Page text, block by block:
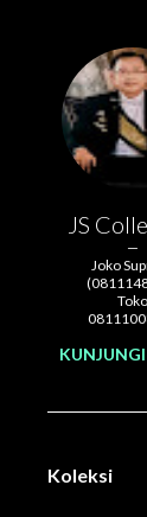
JS
Joko
Toko
Koleksi